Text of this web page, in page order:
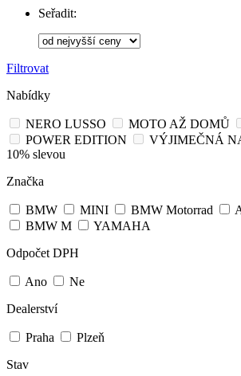
Seřadit:
Filtrovat
Nabídky
NERO LUSSO MOTO AŽ DOMŮ
POWER EDITION
VÝJIMEČNÁ
10% slevou
Značka
BMW MINI BMW Motorrad
BMW M
YAMAHA
Odpočet DPH
Ano
Ne
Dealerství
Praha
Plzeň
Stav